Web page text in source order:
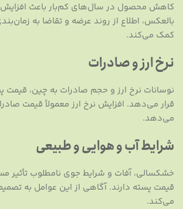
کاهش محصول در سال‌های کم‌بار باعث
بالعکس، اطلاع از روند عرضه و تقاضا به
کمک می‌کند.
نرخ ارز و صادرات
نوسانات نرخ ارز و حجم صادرات به چین، قیمت
قرار می‌دهد. افزایش نرخ ارز معمولاً قیمت
می‌دهد.
شرایط آب و هوایی و طبیعی
خشکسالی، آفات و شرایط جوی نامطلوب تأثیر
قیمت پسته دارند. آگاهی از این عوامل به
می‌کند.